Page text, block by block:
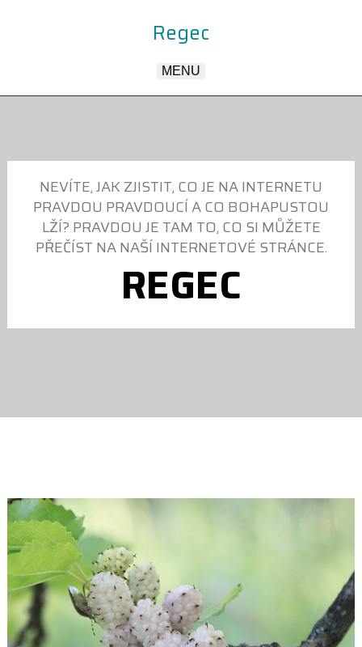
Regec
MENU
NEVÍTE, JAK ZJISTIT, CO JE NA INTERNETU
PRAVDOU PRAVDOUCÍ A CO BOHAPUSTOU
LŽÍ? PRAVDOU JE TAM TO, CO SI MŮŽETE
PŘEČÍST NA NAŠÍ INTERNETOVÉ STRÁNCE.
REGEC